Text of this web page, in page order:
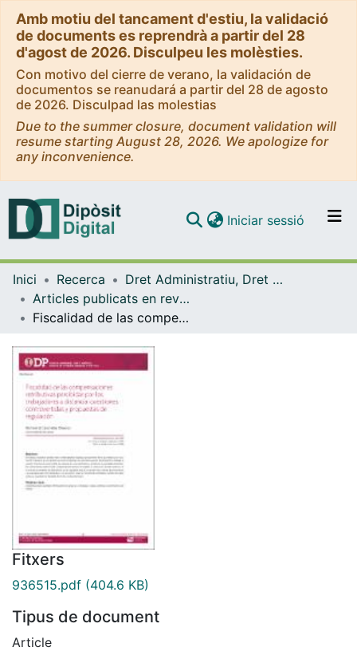
Amb motiu del tancament d'estiu, la validació
de documents es reprendrà a partir del 28
d'agost de 2026. Disculpeu les molèsties.
Con motivo del cierre de verano, la validación de
documentos se reanudará a partir del 28 de agosto
de 2026. Disculpad las molestias
Due to the summer closure, document validation will
resume starting August 28, 2026. We apologize for
any inconvenience.
Navega per tot el DD
Iniciar sessió (current)
Inici Recerca
Dret Administratiu, Dret Processal i Dret Financer i Tributari
Articles publicats en revistes (Dret Administratiu, Dret Processal i Dret Financer i Tributari)
Fiscalidad de las compensaciones retributivas percibidas por el trabajador a distancia: cuestiones controvertidas y propuestas de regulación
Fitxers
936515.pdf (404.6 KB)
Tipus de document
Article